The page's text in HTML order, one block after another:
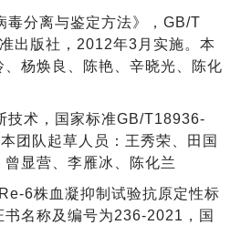
毒分离与鉴定方法》，GB/T
出版社，2012年3月实施。本
、杨焕良、陈艳、辛晓光、陈化
技术，国家标准GB/T18936-
团队起草人员：王秀荣、田国
显营、李雁冰、陈化兰
6株血凝抑制试验抗原定性标
名称及编号为236-2021，国